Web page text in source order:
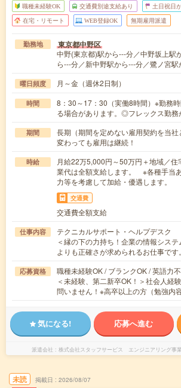
職種未経験OK 交通費別途支給あり 土日祝日
在宅・リモート WEB登録OK 無期雇用派遣
勤務地 東京都中野区
中野(東京都)駅から---分／中野坂上駅
ら---分／新中野駅から---分／鷺ノ宮駅
曜日頻度 月～金（週休2日制）
時間
8：30～17：30（実働8時間）※勤務
る場合があります。◎フレックス勤
期間
長期（期間を定めない雇用契約を当
変わっても雇用は継続！
時給
月給22万5,000円～50万円＋地域／
業代は全額支給します。 ※各種手当
力等を考慮して加給・優遇します。
交通費
交通費全額支給
仕事内容
テクニカルサポート・ヘルプデスク
＜縁の下の力持ち！企業の情報シス
よりも正確さが求められるお仕事で
応募資格
職種未経験OK / ブランクOK / 英語力
＜未経験、第二新卒OK！＞社会人経
問いません！※高卒以上の方（勉強
気になる! 応募へ進む
派遣会社 株式会社スタッフサービス エンジニアリング事業
未読 掲載日 2026/08/07